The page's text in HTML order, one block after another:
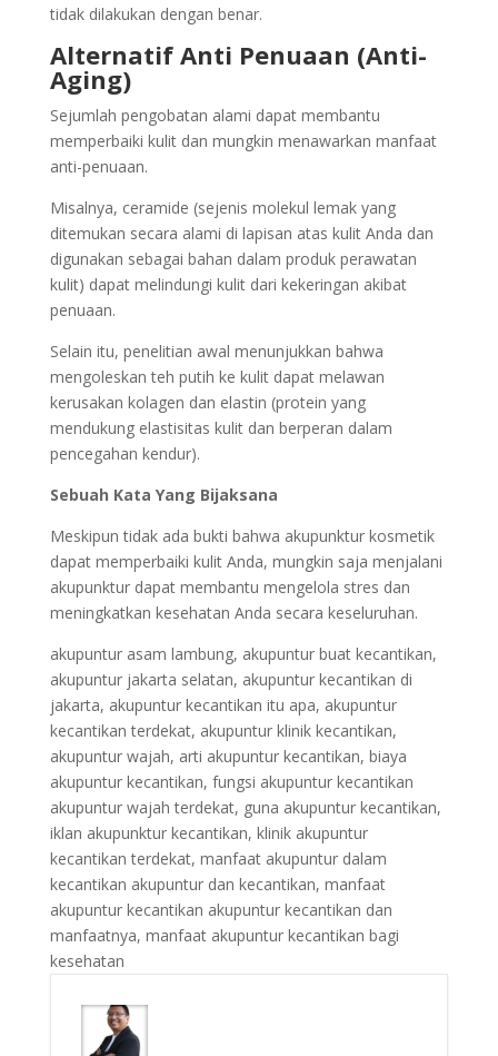
tidak dilakukan dengan benar.
Alternatif Anti Penuaan (Anti-
Aging)
Sejumlah pengobatan alami dapat membantu
memperbaiki kulit dan mungkin menawarkan manfaat
anti-penuaan.
Misalnya, ceramide (sejenis molekul lemak yang
ditemukan secara alami di lapisan atas kulit Anda dan
digunakan sebagai bahan dalam produk perawatan
kulit) dapat melindungi kulit dari kekeringan akibat
penuaan.
Selain itu, penelitian awal menunjukkan bahwa
mengoleskan teh putih ke kulit dapat melawan
kerusakan kolagen dan elastin (protein yang
mendukung elastisitas kulit dan berperan dalam
pencegahan kendur).
Sebuah Kata Yang Bijaksana
Meskipun tidak ada bukti bahwa akupunktur kosmetik
dapat memperbaiki kulit Anda, mungkin saja menjalani
akupunktur dapat membantu mengelola stres dan
meningkatkan kesehatan Anda secara keseluruhan.
akupuntur asam lambung, akupuntur buat kecantikan,
akupuntur jakarta selatan, akupuntur kecantikan di
jakarta, akupuntur kecantikan itu apa, akupuntur
kecantikan terdekat, akupuntur klinik kecantikan,
akupuntur wajah, arti akupuntur kecantikan, biaya
akupuntur kecantikan, fungsi akupuntur kecantikan
akupuntur wajah terdekat, guna akupuntur kecantikan,
iklan akupunktur kecantikan, klinik akupuntur
kecantikan terdekat, manfaat akupuntur dalam
kecantikan akupuntur dan kecantikan, manfaat
akupuntur kecantikan akupuntur kecantikan dan
manfaatnya, manfaat akupuntur kecantikan bagi
kesehatan